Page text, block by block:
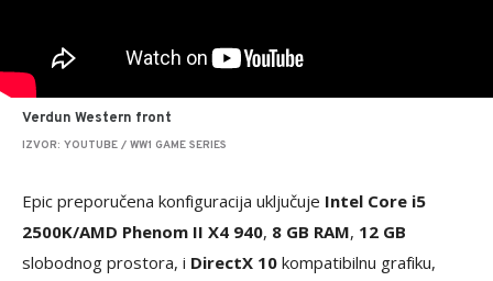
Verdun Western front
IZVOR: YOUTUBE / WW1 GAME SERIES
Epic preporučena konfiguracija uključuje Intel Core i5
2500K/AMD Phenom II X4 940, 8 GB RAM, 12 GB
slobodnog prostora, i DirectX 10 kompatibilnu grafiku,